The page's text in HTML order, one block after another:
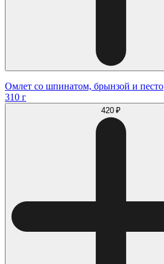
Омлет со шпинатом, брынзой и песто
310 г
420 ₽